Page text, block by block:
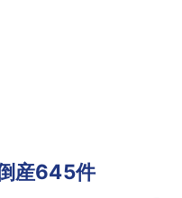
産645件